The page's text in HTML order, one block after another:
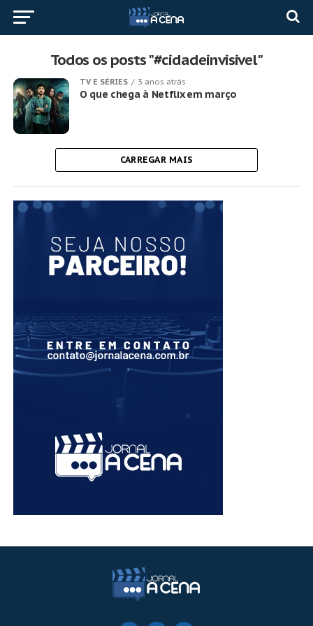
Todos os posts "#cidadeinvisivel"
TV E SÉRIES 3 anos atrás
O que chega à Netflix em março
CARREGAR MAIS